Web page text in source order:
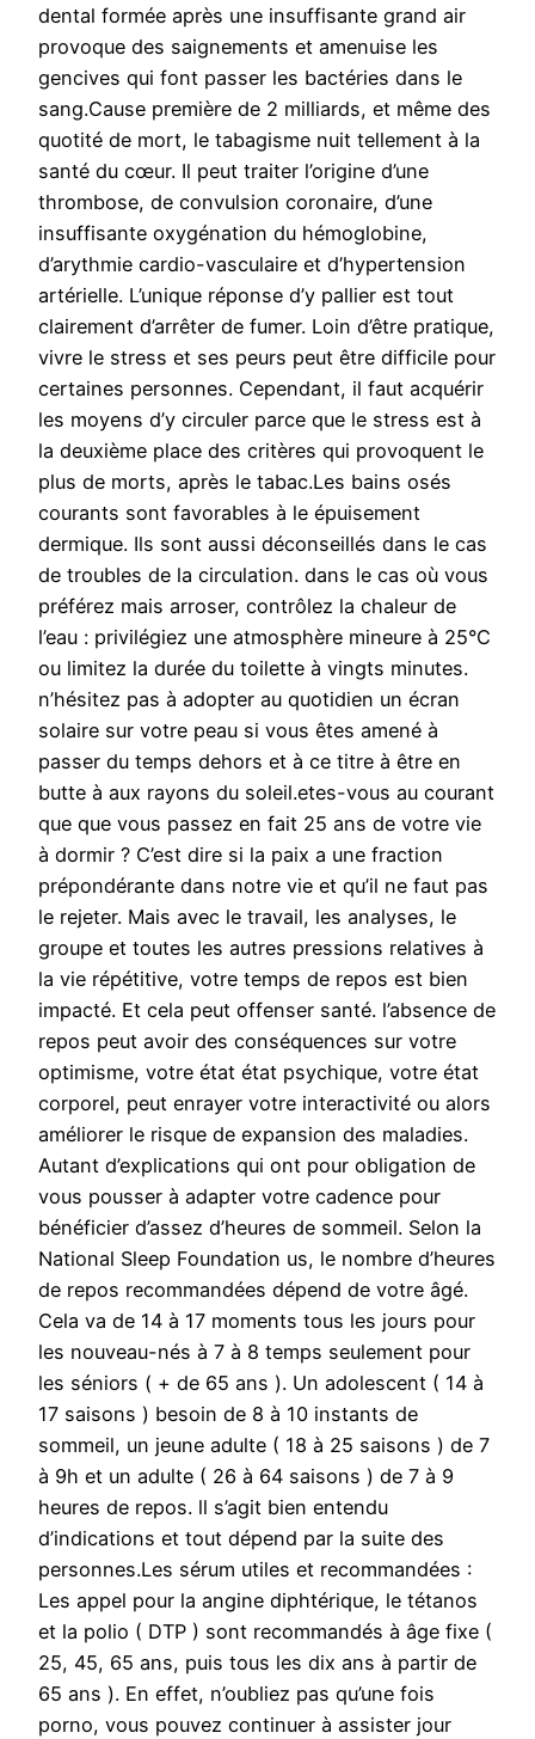
dental formée après une insuffisante grand air
provoque des saignements et amenuise les
gencives qui font passer les bactéries dans le
sang.Cause première de 2 milliards, et même des
quotité de mort, le tabagisme nuit tellement à la
santé du cœur. Il peut traiter l’origine d’une
thrombose, de convulsion coronaire, d’une
insuffisante oxygénation du hémoglobine,
d’arythmie cardio-vasculaire et d’hypertension
artérielle. L’unique réponse d’y pallier est tout
clairement d’arrêter de fumer. Loin d’être pratique,
vivre le stress et ses peurs peut être difficile pour
certaines personnes. Cependant, il faut acquérir
les moyens d’y circuler parce que le stress est à
la deuxième place des critères qui provoquent le
plus de morts, après le tabac.Les bains osés
courants sont favorables à le épuisement
dermique. Ils sont aussi déconseillés dans le cas
de troubles de la circulation. dans le cas où vous
préférez mais arroser, contrôlez la chaleur de
l’eau : privilégiez une atmosphère mineure à 25°C
ou limitez la durée du toilette à vingts minutes.
n’hésitez pas à adopter au quotidien un écran
solaire sur votre peau si vous êtes amené à
passer du temps dehors et à ce titre à être en
butte à aux rayons du soleil.etes-vous au courant
que que vous passez en fait 25 ans de votre vie
à dormir ? C’est dire si la paix a une fraction
prépondérante dans notre vie et qu’il ne faut pas
le rejeter. Mais avec le travail, les analyses, le
groupe et toutes les autres pressions relatives à
la vie répétitive, votre temps de repos est bien
impacté. Et cela peut offenser santé. l’absence de
repos peut avoir des conséquences sur votre
optimisme, votre état état psychique, votre état
corporel, peut enrayer votre interactivité ou alors
améliorer le risque de expansion des maladies.
Autant d’explications qui ont pour obligation de
vous pousser à adapter votre cadence pour
bénéficier d’assez d’heures de sommeil. Selon la
National Sleep Foundation us, le nombre d’heures
de repos recommandées dépend de votre âgé.
Cela va de 14 à 17 moments tous les jours pour
les nouveau-nés à 7 à 8 temps seulement pour
les séniors ( + de 65 ans ). Un adolescent ( 14 à
17 saisons ) besoin de 8 à 10 instants de
sommeil, un jeune adulte ( 18 à 25 saisons ) de 7
à 9h et un adulte ( 26 à 64 saisons ) de 7 à 9
heures de repos. ll s’agit bien entendu
d’indications et tout dépend par la suite des
personnes.Les sérum utiles et recommandées :
Les appel pour la angine diphtérique, le tétanos
et la polio ( DTP ) sont recommandés à âge fixe (
25, 45, 65 ans, puis tous les dix ans à partir de
65 ans ). En effet, n’oubliez pas qu’une fois
porno, vous pouvez continuer à assister jour